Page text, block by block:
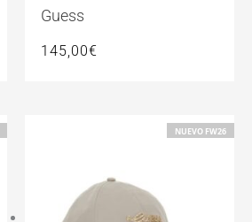
Guess
145,00€
NUEVO FW26